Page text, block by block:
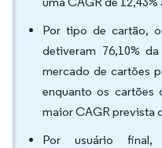
Por tipo de cartão,
detiveram 76,10%
mercado de cartões
enquanto os cartões
maior CAGR prevista
Por usuário